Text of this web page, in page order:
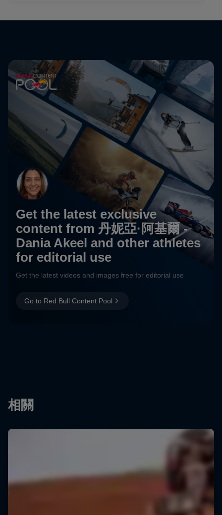
Get the latest exclusive
content from 丹妮亞·阿基爾 -
Dania Akeel and other athletes
for editorial use
Get the latest videos and images free for editorial use
Go to Red Bull Content Pool
相關